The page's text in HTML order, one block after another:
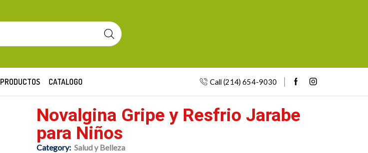
PRODUCTOS CATALOGO Call (214) 654-9030
Novalgina Gripe y Resfrio Jarabe
para Niños
Category: Salud y Belleza